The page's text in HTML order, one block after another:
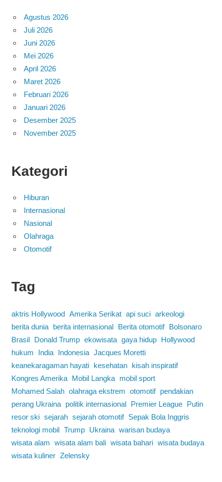
Agustus 2026
Juli 2026
Juni 2026
Mei 2026
April 2026
Maret 2026
Februari 2026
Januari 2026
Desember 2025
November 2025
Kategori
Hiburan
Internasional
Nasional
Olahraga
Otomotif
Tag
aktris Hollywood Amerika Serikat api suci arkeologi
berita dunia
berita internasional Berita otomotif
Bolsonaro
Brasil
Donald Trump ekowisata gaya hidup
Hollywood
hukum
India Indonesia Jacques Moretti
keanekaragaman hayati
kesehatan
kisah inspiratif
Kongres Amerika
Mobil Langka
mobil sport
Mohamed Salah olahraga ekstrem otomotif
pendakian
perang Ukraina
politik internasional Premier League
Putin
resor ski sejarah sejarah otomotif
Sepak Bola Inggris
teknologi mobil Trump Ukraina warisan budaya
wisata alam wisata alam bali wisata bahari wisata budaya
wisata kuliner Zelensky